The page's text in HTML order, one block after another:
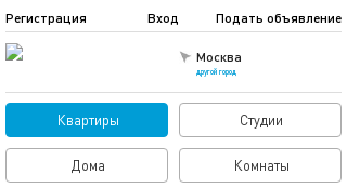
Москва
другой город
Подать объявление
Регистрация Вход
Квартиры Студии
Дома Комнаты